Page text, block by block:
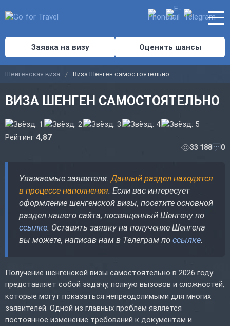
Заявка на визу Оценить шансы
Шенгенская виза Виза Шенген самостоятельно
ВИЗА ШЕНГЕН САМОСТОЯТЕЛЬНО
Рейтинг 4,87
33 188 0
Уважаемые заявители. Данный раздел находится
в процессе наполнения. Если вас интересует
оформление шенгенской визы, посетите основной
раздел нашего сайта, посвященный Шенгену по
ссылке. Оставить заявку на получение Шенгена
вы можете, написав нам в Телеграм по ссылке.
Получение шенгенской визы самостоятельно в 2026 году
представляет собой задачу, полную вызовов и сложностей,
которые могут показаться непреодолимыми для многих
заявителей. Одной из главных проблем является
постоянное изменение требований к документам и